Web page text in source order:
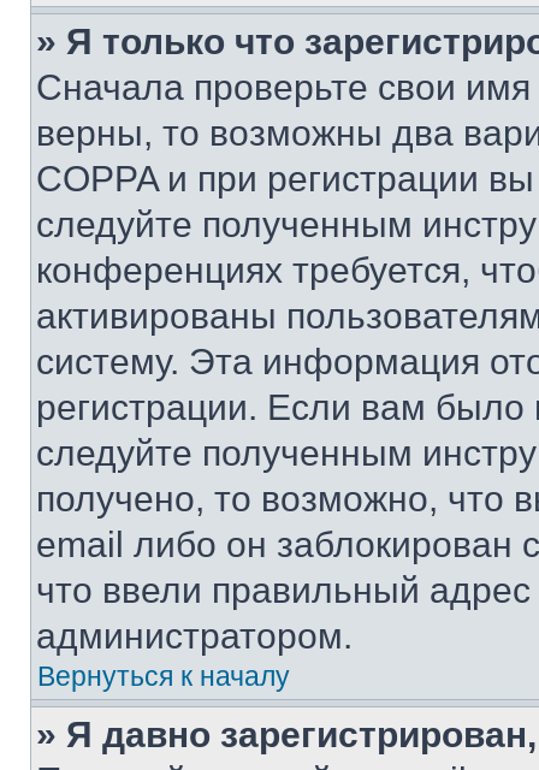
» Я только что
Сначала проверьте свои
верны, то возможны два
COPPA и при регистрации
следуйте полученным
конференциях требуется,
активированы
систему. Эта информация
регистрации. Если вам
следуйте полученным
получено, то возможно, что
email либо он
что ввели правильный адрес
администратором.
Вернуться к началу
» Я давно